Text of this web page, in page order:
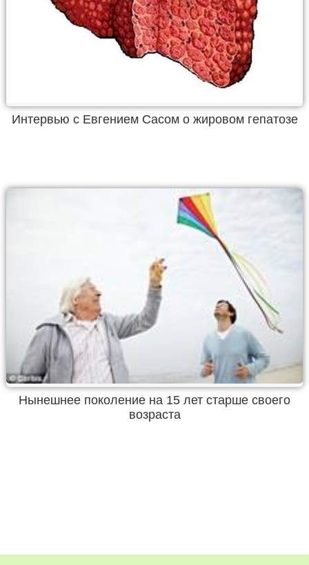
Интервью с Евгением Сасом о жировом гепатозе
Нынешнее поколение на 15 лет старше своего
возраста